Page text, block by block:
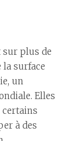
sur plus de
la surface
un
Elles
à des